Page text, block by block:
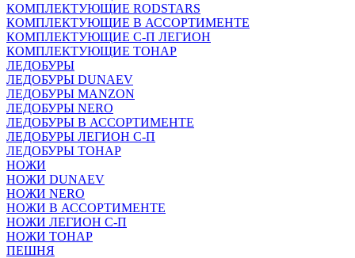
КОМПЛЕКТУЮЩИЕ RODSTARS
КОМПЛЕКТУЮЩИЕ В АССОРТИМЕНТЕ
КОМПЛЕКТУЮЩИЕ С-П ЛЕГИОН
КОМПЛЕКТУЮЩИЕ ТОНАР
ЛЕДОБУРЫ
ЛЕДОБУРЫ DUNAEV
ЛЕДОБУРЫ MANZON
ЛЕДОБУРЫ NERO
ЛЕДОБУРЫ В АССОРТИМЕНТЕ
ЛЕДОБУРЫ ЛЕГИОН С-П
ЛЕДОБУРЫ ТОНАР
НОЖИ
НОЖИ DUNAEV
НОЖИ NERO
НОЖИ В АССОРТИМЕНТЕ
НОЖИ ЛЕГИОН С-П
НОЖИ ТОНАР
ПЕШНЯ